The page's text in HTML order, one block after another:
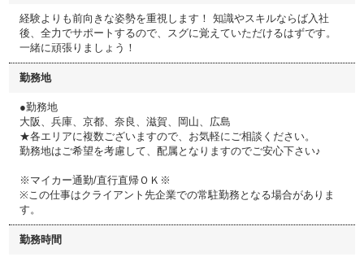
経験よりも前向きな姿勢を重視します！ 知識やスキルならば入社
後、全力でサポートするので、スグに覚えていただけるはずです。
一緒に頑張りましょう！
勤務地
●勤務地
大阪、兵庫、京都、奈良、滋賀、岡山、広島
★各エリアに複数ございますので、お気軽にご相談ください。
勤務地はご希望を考慮して、配属となりますのでご安心下さい♪
※マイカー通勤/直行直帰ＯＫ※
※この仕事はクライアント先企業での常駐勤務となる場合がありま
す。
勤務時間